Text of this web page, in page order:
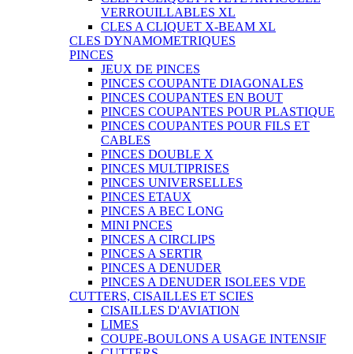
VERROUILLABLES XL
CLES A CLIQUET X-BEAM XL
CLES DYNAMOMETRIQUES
PINCES
JEUX DE PINCES
PINCES COUPANTE DIAGONALES
PINCES COUPANTES EN BOUT
PINCES COUPANTES POUR PLASTIQUE
PINCES COUPANTES POUR FILS ET
CABLES
PINCES DOUBLE X
PINCES MULTIPRISES
PINCES UNIVERSELLES
PINCES ETAUX
PINCES A BEC LONG
MINI PNCES
PINCES A CIRCLIPS
PINCES A SERTIR
PINCES A DENUDER
PINCES A DENUDER ISOLEES VDE
CUTTERS, CISAILLES ET SCIES
CISAILLES D'AVIATION
LIMES
COUPE-BOULONS A USAGE INTENSIF